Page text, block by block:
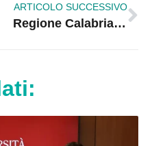
ARTICOLO SUCCESSIVO
Regione Calabria e i Comuni devono celermente revisionare l’Accordo Quadro